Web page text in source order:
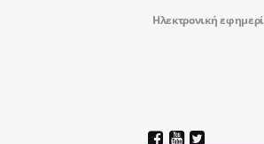
Ηλεκτρονική